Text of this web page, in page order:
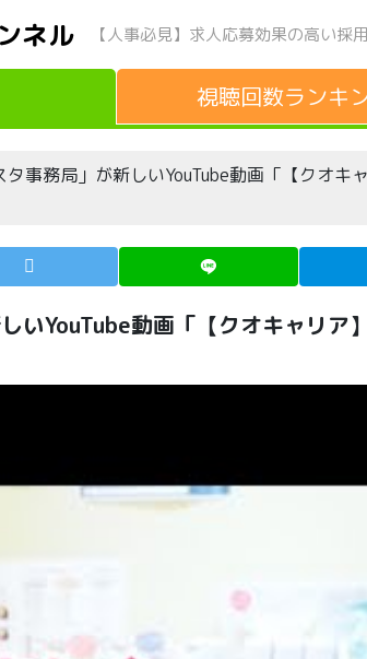
ネル 【人事必見】求人応募効果の高い採
視聴回数ランキ
タ事務局」が新しいYouTube動画「【クオ
しいYouTube動画「【クオキャリ